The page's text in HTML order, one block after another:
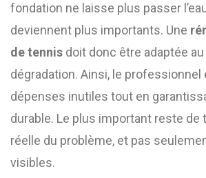
fondation ne laisse plus passer
deviennent plus importants. Une
de tennis doit donc être adaptée
dégradation. Ainsi, le professionnel
dépenses inutiles tout en
durable. Le plus important reste de
réelle du problème, et pas
visibles.